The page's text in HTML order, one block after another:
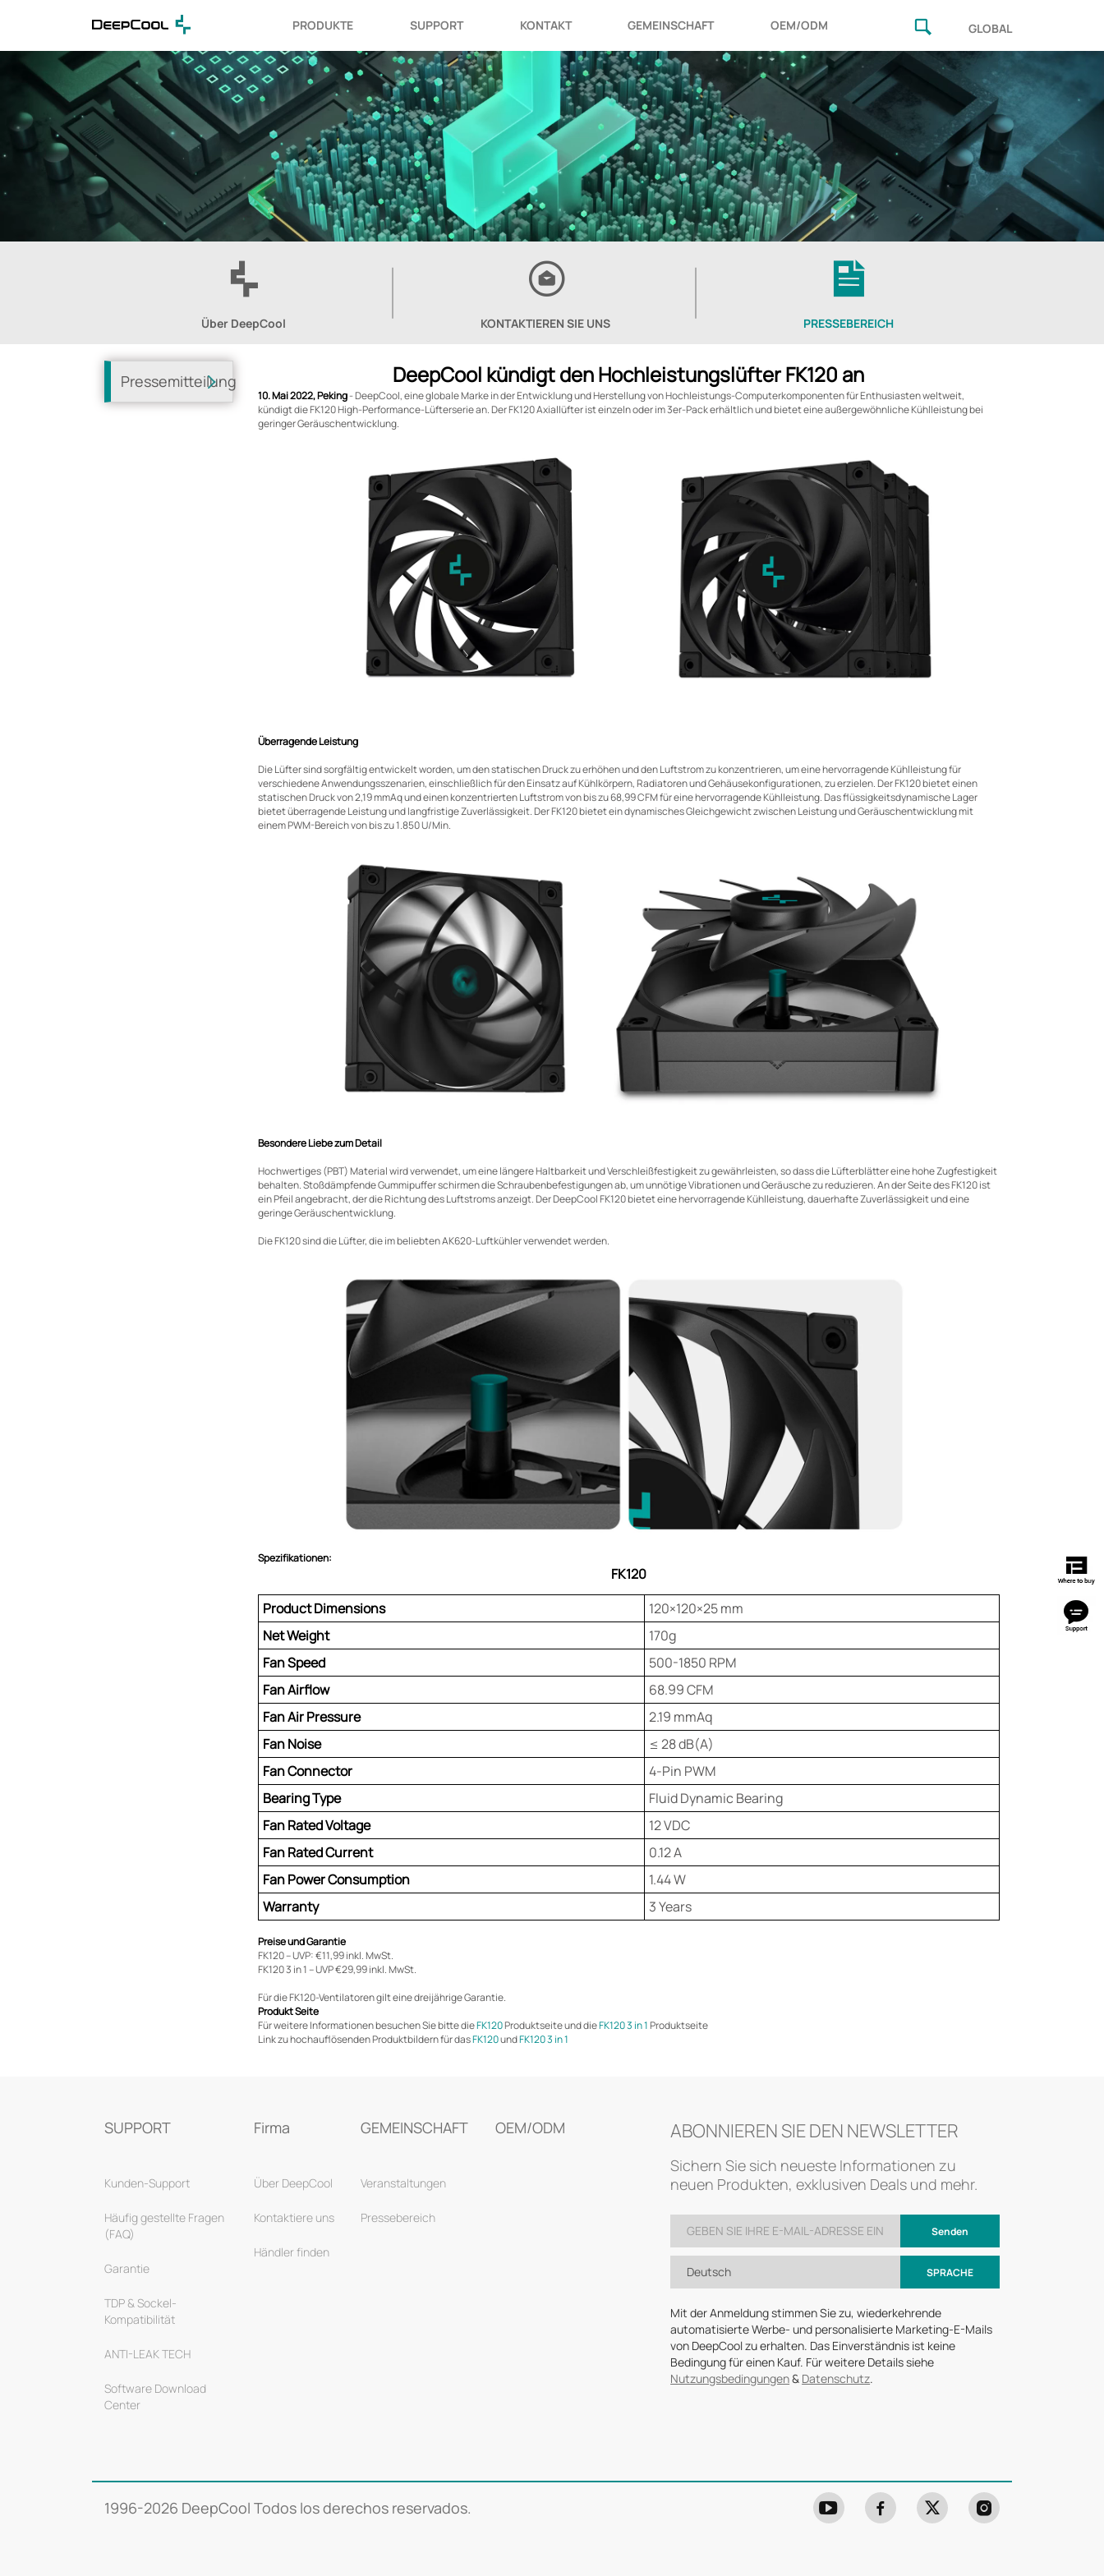
PRODUKTE SUPPORT KONTAKT GEMEINSCHAFT OEM/ODM GLOBAL
Über DeepCool KONTAKTIEREN SIE UNS PRESSEBEREICH
Pressemitteilung DeepCool kündigt den Hochleistungslüfter FK120 an
10. Mai 2022, Peking- DeepCool, eine globale Marke in der Entwicklung und Herstellung von Hochleistungs-Computerkomponenten für Enthusiasten weltweit,
kündigt die FK120 High-Performance-Lüfterserie an. Der FK120 Axiallüfter ist einzeln oder im 3er-Pack erhältlich und bietet eine außergewöhnliche Kühlleistung bei
geringer Geräuschentwicklung.
Überragende Leistung
Die Lüfter sind sorgfältig entwickelt worden, um den statischen Druck zu erhöhen und den Luftstrom zu konzentrieren, um eine hervorragende Kühlleistung für
verschiedene Anwendungsszenarien, einschließlich für den Einsatz auf Kühlkörpern, Radiatoren und Gehäusekonfigurationen, zu erzielen. Der FK120 bietet einen
statischen Druck von 2,19 mmAq und einen konzentrierten Luftstrom von bis zu 68,99 CFM für eine hervorragende Kühlleistung. Das flüssigkeitsdynamische Lager
bietet überragende Leistung und langfristige Zuverlässigkeit. Der FK120 bietet ein dynamisches Gleichgewicht zwischen Leistung und Geräuschentwicklung mit
einem PWM-Bereich von bis zu 1.850 U/Min.
Besondere Liebe zum Detail
Hochwertiges (PBT) Material wird verwendet, um eine längere Haltbarkeit und Verschleißfestigkeit zu gewährleisten, so dass die Lüfterblätter eine hohe Zugfestigkeit
behalten. Stoßdämpfende Gummipuffer schirmen die Schraubenbefestigungen ab, um unnötige Vibrationen und Geräusche zu reduzieren. An der Seite des FK120 ist
ein Pfeil angebracht, der die Richtung des Luftstroms anzeigt. Der DeepCool FK120 bietet eine hervorragende Kühlleistung, dauerhafte Zuverlässigkeit und eine
geringe Geräuschentwicklung.
Die FK120 sind die Lüfter, die im beliebten AK620-Luftkühler verwendet werden.
Spezifikationen:
FK120
Product Dimensions
120×120×25 mm
Net Weight
170g
Fan Speed
500-1850 RPM
Fan Airflow
68.99 CFM
Fan Air Pressure
2.19 mmAq
Fan Noise
≤ 28 dB(A)
Fan Connector
4-Pin PWM
Bearing Type
Fluid Dynamic Bearing
Fan Rated Voltage
12 VDC
Fan Rated Current
0.12 A
Fan Power Consumption
1.44 W
Warranty
3 Years
Preise und Garantie
FK120 – UVP: €11,99 inkl. MwSt.
FK120 3 in 1 – UVP €29,99 inkl. MwSt.
Für die FK120-Ventilatoren gilt eine dreijährige Garantie.
Produkt Seite
Für weitere Informationen besuchen Sie bitte dieFK120Produktseite und dieFK120 3 in 1Produktseite
Link zu hochauflösenden Produktbildern für dasFK120undFK120 3 in 1
SUPPORT
Kunden-Support
Häufig gestellte Fragen
(FAQ)
Garantie
TDP & Sockel-
Kompatibilität
ANTI-LEAK TECH
Software Download
Center
Firma
Über DeepCool
Kontaktiere uns
Händler finden
GEMEINSCHAFT
Veranstaltungen
Pressebereich
OEM/ODM ABONNIEREN SIE DEN NEWSLETTER
Sichern Sie sich neueste Informationen zu
neuen Produkten, exklusiven Deals und mehr.
Senden
Deutsch SPRACHE
Mit der Anmeldung stimmen Sie zu, wiederkehrende
automatisierte Werbe- und personalisierte Marketing-E-Mails
von DeepCool zu erhalten. Das Einverständnis ist keine
Bedingung für einen Kauf. Für weitere Details siehe
Nutzungsbedingungen& Datenschutz.
1996-2026 DeepCool Todos los derechos reservados.